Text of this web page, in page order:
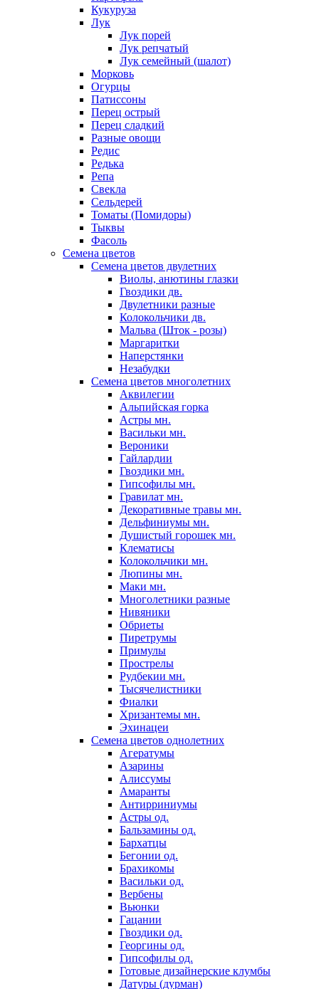
Кукуруза
Лук
Лук порей
Лук репчатый
Лук семейный (шалот)
Морковь
Огурцы
Патиссоны
Перец острый
Перец сладкий
Разные овощи
Редис
Редька
Репа
Свекла
Сельдерей
Томаты (Помидоры)
Тыквы
Фасоль
Семена цветов
Семена цветов двулетних
Виолы, анютины глазки
Гвоздики дв.
Двулетники разные
Колокольчики дв.
Мальва (Шток - розы)
Маргаритки
Наперстянки
Незабудки
Семена цветов многолетних
Аквилегии
Альпийская горка
Астры мн.
Васильки мн.
Вероники
Гайлардии
Гвоздики мн.
Гипсофилы мн.
Гравилат мн.
Декоративные травы мн.
Дельфиниумы мн.
Душистый горошек мн.
Клематисы
Колокольчики мн.
Люпины мн.
Маки мн.
Многолетники разные
Нивяники
Обриеты
Пиретрумы
Примулы
Прострелы
Рудбекии мн.
Тысячелистники
Фиалки
Хризантемы мн.
Эхинацеи
Семена цветов однолетних
Агератумы
Азарины
Алиссумы
Амаранты
Антирриниумы
Астры од.
Бальзамины од.
Бархатцы
Бегонии од.
Брахикомы
Васильки од.
Вербены
Вьюнки
Гацании
Гвоздики од.
Георгины од.
Гипсофилы од.
Готовые дизайнерские клумбы
Датуры (дурман)